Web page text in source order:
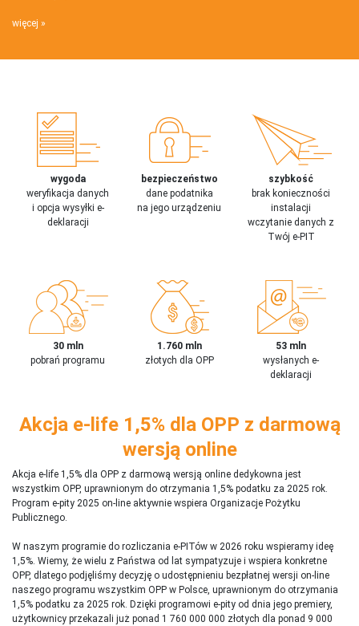
więcej
wygoda
weryfikacja danych
i opcja wysyłki e-
deklaracji
bezpieczeństwo
dane podatnika
na jego urządzeniu
szybkość
brak konieczności
instalacji
wczytanie danych z
Twój e-PIT
30 mln
pobrań programu
1.760 mln
złotych dla OPP
53 mln
wysłanych e-
deklaracji
Akcja e-life 1,5% dla OPP z darmową
wersją online
Akcja e-life 1,5% dla OPP z darmową wersją online dedykowna jest
wszystkim OPP, uprawnionym do otrzymania 1,5% podatku za 2025 rok.
Program e-pity 2025 on-line aktywnie wspiera Organizacje Pożytku
Publicznego.
W naszym programie do rozliczania e-PITów w 2026 roku wspieramy ideę
1,5%. Wiemy, że wielu z Państwa od lat sympatyzuje i wspiera konkretne
OPP, dlatego podjęliśmy decyzję o udostępnieniu bezpłatnej wersji on-line
naszego programu wszystkim OPP w Polsce, uprawnionym do otrzymania
1,5% podatku za 2025 rok. Dzięki programowi e-pity od dnia jego premiery,
użytkownicy przekazali już ponad 1 760 000 000 złotych dla ponad 9 000